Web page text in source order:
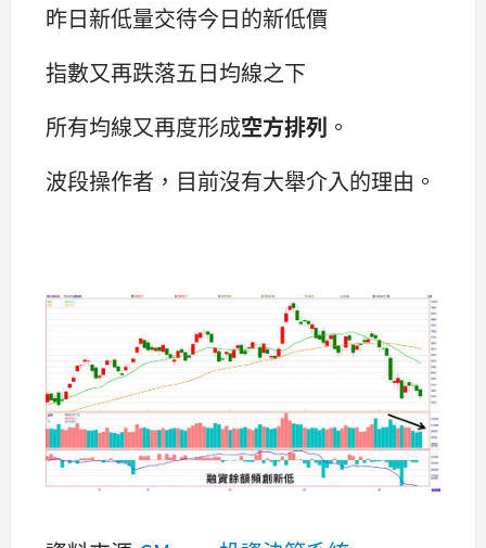
昨日新低量交待今日的新低價
指數又再跌落五日均線之下
所有均線又再度形成空方排列 。
波段操作者，目前沒有大舉介入的理由。